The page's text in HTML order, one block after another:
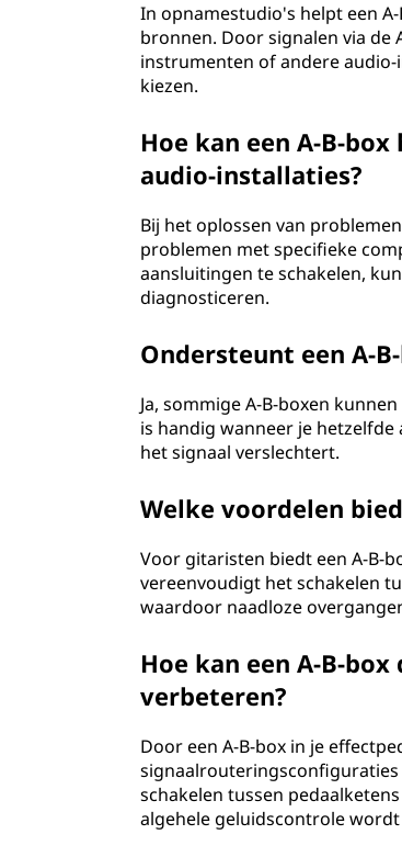
In opnamestudio's helpt een
bronnen. Door signalen via de
instrumenten of andere
kiezen.
Hoe kan een A-B-
audio-installaties?
Bij het oplossen van
problemen met specifieke
aansluitingen te schakelen,
diagnosticeren.
Ondersteunt een A-
Ja, sommige A-B-boxen
is handig wanneer je
het signaal verslechtert.
Welke voordelen
Voor gitaristen biedt een A-B-
vereenvoudigt het schakelen
waardoor naadloze
Hoe kan een A-B-
verbeteren?
Door een A-B-box in je
schakelen tussen
algehele geluidscontrole